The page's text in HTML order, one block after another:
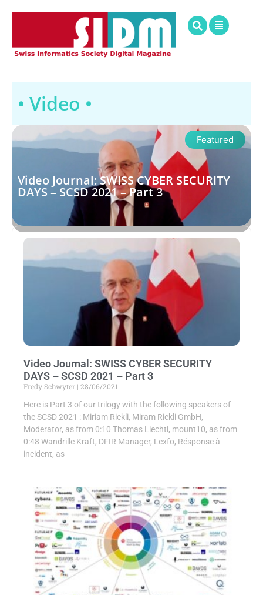
• Video •
Featured
Video Journal: SWISS CYBER SECURITY
DAYS – SCSD 2021 – Part 3
Video Journal: SWISS CYBER SECURITY
DAYS – SCSD 2021 – Part 3
Fredy Schwyter 28/06/2021
Here is Part 3 of our trilogy with the following speakers of
the SCSD 2021 : Miriam Rickli, Miram Rickli GmbH,
Moderator, as from 0:10 Thomas Liechti, mount10, as from
0:48 Wandrille Kraft, DFIR Manager, Lexfo, Résponse à
incident, as